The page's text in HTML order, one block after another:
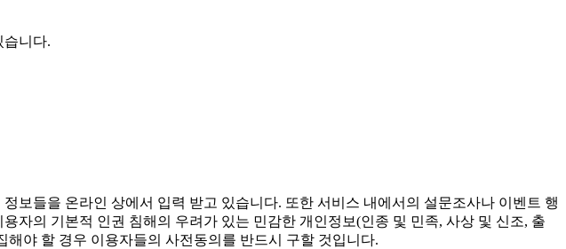
습니다.
보들을 온라인 상에서 입력 받고 있습니다. 또한 서비스 내에서의 설문조사나 이벤트 행
자의 기본적 인권 침해의 우려가 있는 민감한 개인정보(인종 및 민족, 사상 및 신조, 출
야 할 경우 이용자들의 사전동의를 반드시 구할 것입니다.